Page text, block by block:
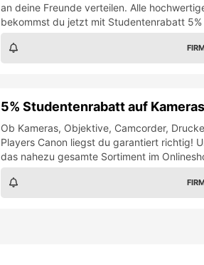
an deine Freunde verteilen. Alle
bekommst du jetzt mit Studentenrabatt
5% Studentenrabatt auf
Ob Kameras, Objektive, Camcorder,
Players Canon liegst du garantiert richtig!
das nahezu gesamte Sortiment im